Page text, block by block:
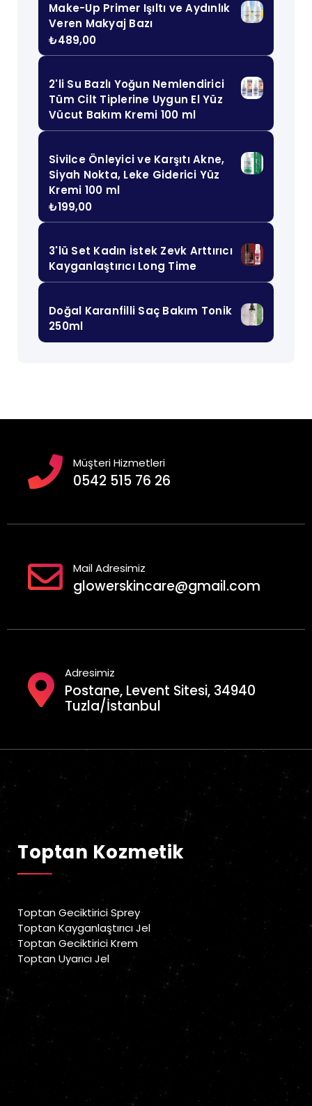
Make-Up Primer Işıltı ve Aydınlık
Veren Makyaj Bazı
₺489,00
2'li Su Bazlı Yoğun Nemlendirici
Tüm Cilt Tiplerine Uygun El Yüz
Vücut Bakım Kremi 100 ml
Sivilce Önleyici ve Karşıtı Akne,
Siyah Nokta, Leke Giderici Yüz
Kremi 100 ml
₺199,00
3'lü Set Kadın İstek Zevk Arttırıcı
Kayganlaştırıcı Long Time
Doğal Karanfilli Saç Bakım Tonik
250ml
Müşteri Hizmetleri
0542 515 76 26
Mail Adresimiz
glowerskincare@gmail.com
Adresimiz
Postane, Levent Sitesi, 34940
Tuzla/İstanbul
Toptan Kozmetik
Toptan Geciktirici Sprey
Toptan Kayganlaştırıcı Jel
Toptan Geciktirici Krem
Toptan Uyarıcı Jel